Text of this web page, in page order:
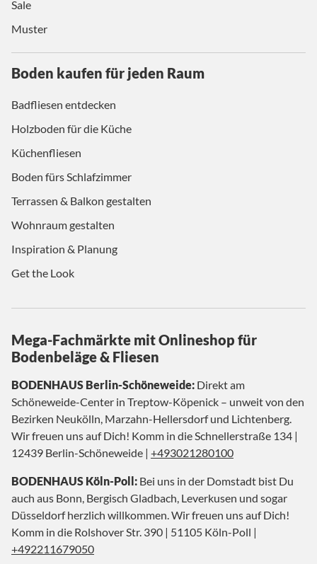
Sale
Muster
Boden kaufen für jeden Raum
Badfliesen entdecken
Holzboden für die Küche
Küchenfliesen
Boden fürs Schlafzimmer
Terrassen & Balkon gestalten
Wohnraum gestalten
Inspiration & Planung
Get the Look
Mega-Fachmärkte mit Onlineshop für
Bodenbeläge & Fliesen
BODENHAUS Berlin-Schöneweide: Direkt am
Schöneweide-Center in Treptow-Köpenick – unweit von den
Bezirken Neukölln, Marzahn-Hellersdorf und Lichtenberg.
Wir freuen uns auf Dich! Komm in die Schnellerstraße 134 |
12439 Berlin-Schöneweide | +493021280100
BODENHAUS Köln-Poll: Bei uns in der Domstadt bist Du
auch aus Bonn, Bergisch Gladbach, Leverkusen und sogar
Düsseldorf herzlich willkommen. Wir freuen uns auf Dich!
Komm in die Rolshover Str. 390 | 51105 Köln-Poll |
+492211679050